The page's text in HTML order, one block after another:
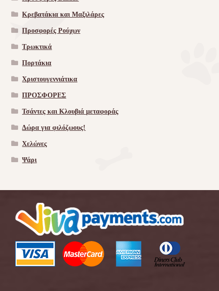
Κρεβατάκια και Μαξιλάρες
Προσφορές Ρούχων
Τρωκτικά
Πορτάκια
Χριστουγεννιάτικα
ΠΡΟΣΦΟΡΕΣ
Τσάντες και Κλουβιά μεταφοράς
Δώρα για φιλόζωους!
Χελώνες
Ψάρι